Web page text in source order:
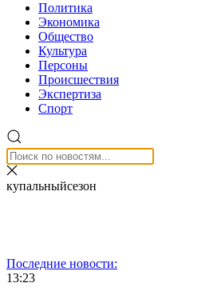
Политика
Экономика
Общество
Культура
Персоны
Происшествия
Экспертиза
Спорт
купальныйсезон
Последние новости:
13:23